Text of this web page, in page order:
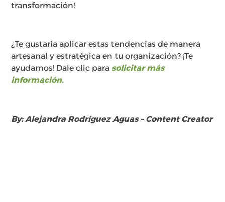
transformación!
¿Te gustaría aplicar estas tendencias de manera
artesanal y estratégica en tu organización? ¡Te
ayudamos! Dale clic parasolicitar más
información.
By: Alejandra Rodríguez Aguas – Content Creator